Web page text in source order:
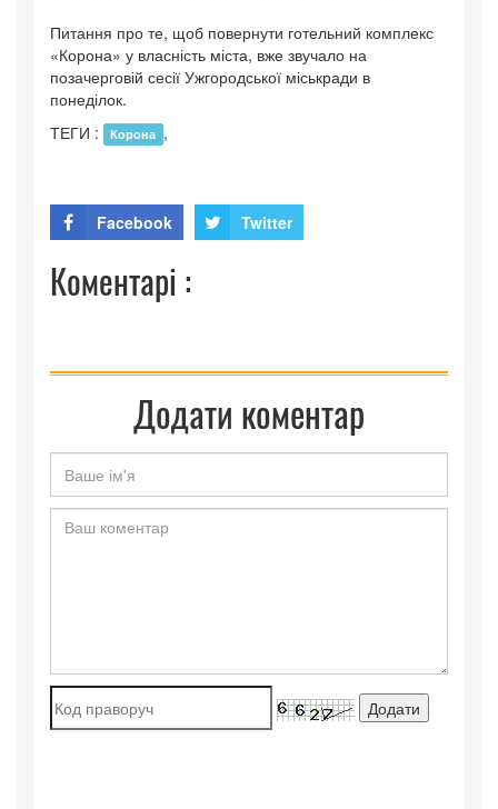
Питання про те, щоб повернути готельний комплекс
«Корона» у власність міста, вже звучало на
позачерговій сесії Ужгородської міськради в
понеділок.
ТЕГИ :
Корона ,
Facebook Twitter
Коментарі :
Додати коментар